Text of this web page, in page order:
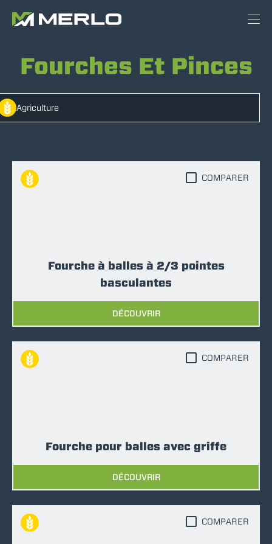
Fourches Et Pinces
Agriculture
Fourche à balles à 2/3 pointes
basculantes
DÉCOUVRIR
COMPARER
Fourche pour balles avec griffe
DÉCOUVRIR
COMPARER
COMPARER